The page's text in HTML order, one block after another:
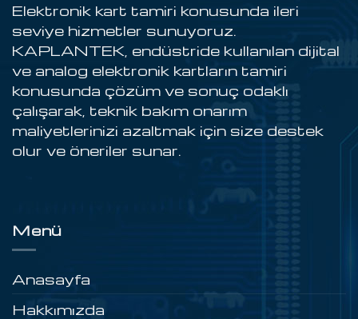
Elektronik kart tamiri konusunda ileri
seviye hizmetler sunuyoruz.
KAPLANTEK, endüstride kullanılan dijital
ve analog elektronik kartların tamiri
konusunda çözüm ve sonuç odaklı
çalışarak, teknik bakım onarım
maliyetlerinizi azaltmak için size destek
olur ve öneriler sunar.
Menü
Anasayfa
Hakkımızda